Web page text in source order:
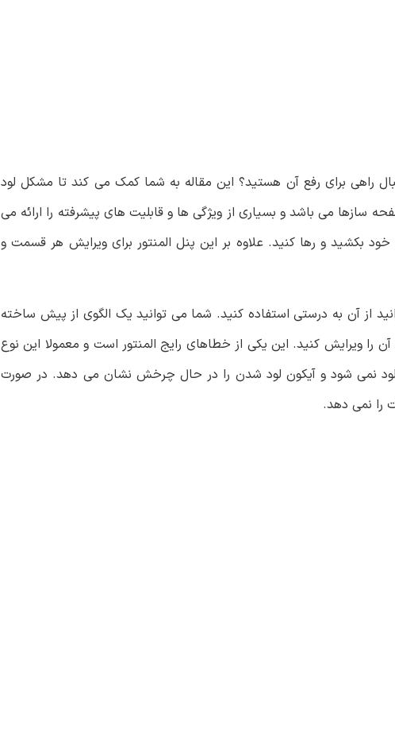
راهی برای رفع آن هستید؟ این مقاله به شما کمک می کند تا مشکل لود
سازها می باشد و بسیاری از ویژگی ها و قابلیت های پیشرفته را ارائه می
بکشید و رها کنید. علاوه بر این پنل المنتور برای ویرایش هر قسمت و
از آن به درستی استفاده کنید. شما می توانید یک الگوی از پیش ساخته
آن را ویرایش کنید. این یکی از خطاهای رایج المنتور است و معمولا این نوع
لود نمی شود و آیکون لود شدن را در حال چرخش نشان می دهد. در صورت
را نمی دهد.